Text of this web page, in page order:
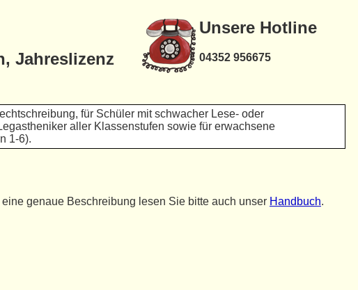
Jahreslizenz
Unsere Hotline
04352 956675
für Schüler mit schwacher Lese- oder
aller Klassenstufen sowie für erwachsene
1-6).
genaue Beschreibung lesen Sie bitte auch unser Handbuch.